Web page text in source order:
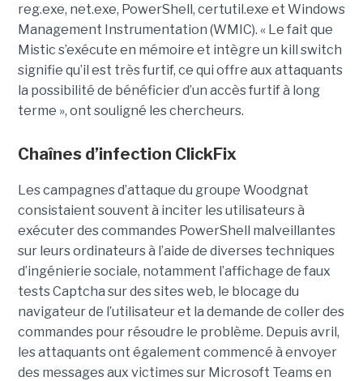
reg.exe, net.exe, PowerShell, certutil.exe et Windows
Management Instrumentation (WMIC). « Le fait que
Mistic s’exécute en mémoire et intègre un kill switch
signifie qu’il est très furtif, ce qui offre aux attaquants
la possibilité de bénéficier d’un accès furtif à long
terme », ont souligné les chercheurs.
Chaînes d’infection ClickFix
Les campagnes d’attaque du groupe Woodgnat
consistaient souvent à inciter les utilisateurs à
exécuter des commandes PowerShell malveillantes
sur leurs ordinateurs à l’aide de diverses techniques
d’ingénierie sociale, notamment l’affichage de faux
tests Captcha sur des sites web, le blocage du
navigateur de l’utilisateur et la demande de coller des
commandes pour résoudre le problème. Depuis avril,
les attaquants ont également commencé à envoyer
des messages aux victimes sur Microsoft Teams en